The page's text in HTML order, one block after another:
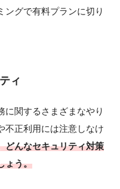
ングで有料プランに切り
ィ
に関するさまざまなやり
不正利用には注意しなけ
どんなセキュリティ対策
ょう。